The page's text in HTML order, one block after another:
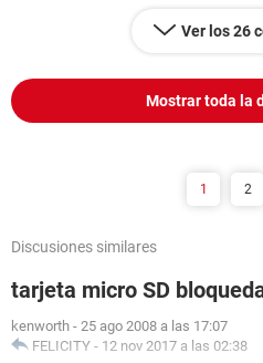
Ver los 26
Mostrar toda la
1 2
Discusiones similares
tarjeta micro SD
kenworth - 25 ago 2008 a las 17:07
FELICITY - 12 nov 2017 a las 02:38